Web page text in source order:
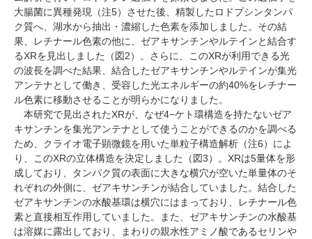
大腸菌に異種発現（注5）させた後、精製したロドプシンタンパ
ク質へ、湖水から抽出・濃縮した色素を添加しました。その結
果、レチナール色素の他に、ゼアキサンチンやルテインと結合す
るXRを見出しました（図2）。さらに、このXRが利用できる光
の波長を調べた結果、結合したゼアキサンチンやルテインが集光
アンテナとして働き、受容した光エネルギーの約40%をレチナー
ル色素に移動させることが明らかになりました。
本研究で見出されたXRが、なぜ4−ケト環構造を持たないゼア
キサンチンを集光アンテナとして使うことができるのかを調べる
ため、クライオ電子顕微鏡を用いた単粒子構造解析（注6）によ
り、このXRの立体構造を決定しました（図3）。XRは5量体を形
成しており、タンパク質の表面に大きな横穴が空いた単量体のそ
れぞれの外側に、ゼアキサンチンが結合していました。結合した
ゼアキサンチンの水酸基環は横穴にはまっており、レチナール色
素と直接相互作用していました。また、ゼアキサンチンの水酸基
は溶媒に露出しており、まわりの親水性アミノ酸であるセリンや